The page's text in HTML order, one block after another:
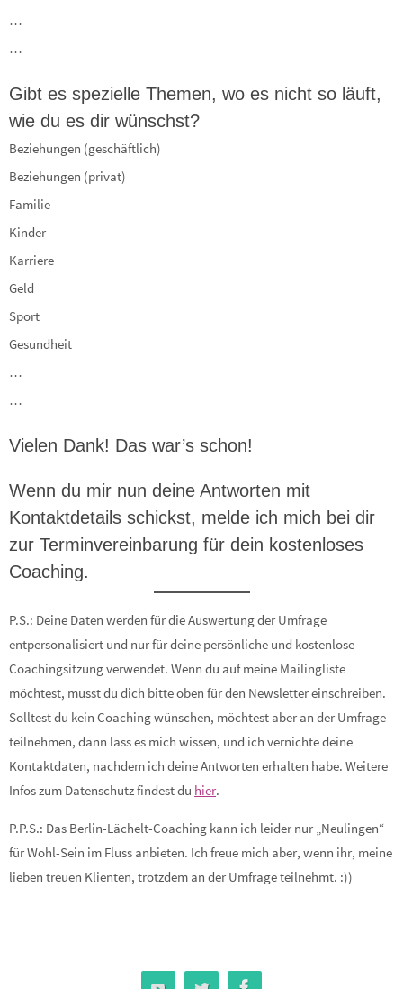
…
…
Gibt es spezielle Themen, wo es nicht so läuft,
wie du es dir wünschst?
Beziehungen (geschäftlich)
Beziehungen (privat)
Familie
Kinder
Karriere
Geld
Sport
Gesundheit
…
…
Vielen Dank! Das war’s schon!
Wenn du mir nun deine Antworten mit
Kontaktdetails schickst, melde ich mich bei dir
zur Terminvereinbarung für dein kostenloses
Coaching.
P.S.: Deine Daten werden für die Auswertung der Umfrage
entpersonalisiert und nur für deine persönliche und kostenlose
Coachingsitzung verwendet. Wenn du auf meine Mailingliste
möchtest, musst du dich bitte oben für den Newsletter einschreiben.
Solltest du kein Coaching wünschen, möchtest aber an der Umfrage
teilnehmen, dann lass es mich wissen, und ich vernichte deine
Kontaktdaten, nachdem ich deine Antworten erhalten habe. Weitere
Infos zum Datenschutz findest du hier.
P.P.S.: Das Berlin-Lächelt-Coaching kann ich leider nur „Neulingen“
für Wohl-Sein im Fluss anbieten. Ich freue mich aber, wenn ihr, meine
lieben treuen Klienten, trotzdem an der Umfrage teilnehmt. :))